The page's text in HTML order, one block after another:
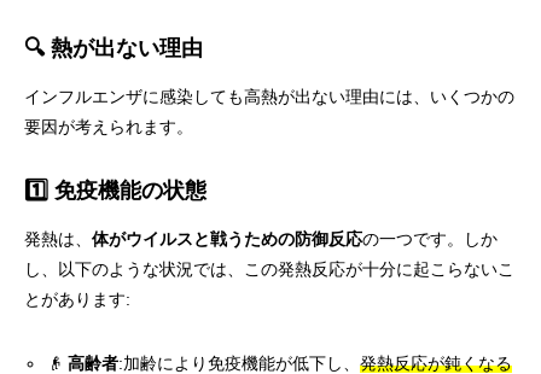
🔍 熱が出ない理由
インフルエンザに感染しても高熱が出ない理由には、いくつかの
要因が考えられます。
1️⃣ 免疫機能の状態
発熱は、 体がウイルスと戦うための防御反応の一つです。しか
し、以下のような状況では、この発熱反応が十分に起こらないこ
とがあります:
👴高齢者:加齢により免疫機能が低下し、発熱反応が鈍くなる